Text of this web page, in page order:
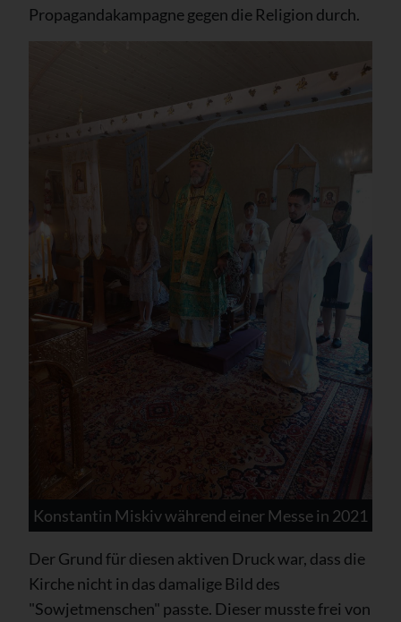
Propagandakampagne gegen die Religion durch.
Konstantin Miskiv während einer Messe in 2021
Der Grund für diesen aktiven Druck war, dass die
Kirche nicht in das damalige Bild des
"Sowjetmenschen" passte. Dieser musste frei von